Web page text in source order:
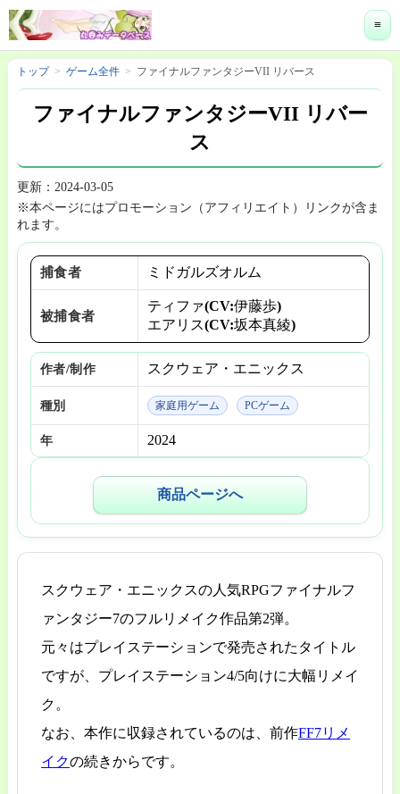
≡
トップ ゲーム全件 ファイナルファンタジーVII リバース
ファイナルファンタジーVII リバー
ス
更新：2024-03-05
※本ページにはプロモーション（アフィリエイト）リンクが含ま
れます。
商品ページへ
捕食者 ミドガルズオルム
被捕食者
ティファ(CV:伊藤歩)
エアリス(CV:坂本真綾)
作者/制作 スクウェア・エニックス
種別 家庭用ゲーム PCゲーム
年 2024
スクウェア・エニックスの人気RPGファイナルフ
ァンタジー7のフルリメイク作品第2弾。
元々はプレイステーションで発売されたタイトル
ですが、プレイステーション4/5向けに大幅リメイ
ク。
なお、本作に収録されているのは、前作FF7リメ
イクの続きからです。